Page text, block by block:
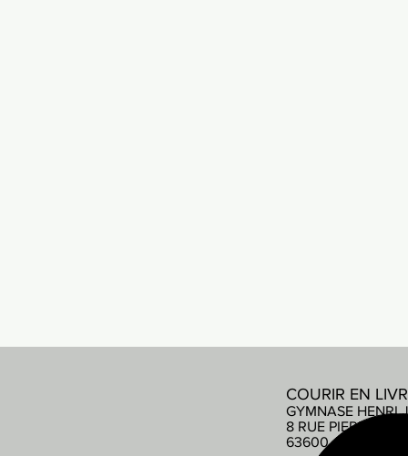
COURIR EN
GYMNASE HENRI
8 RUE PIERRE DE
63600 AMBERT